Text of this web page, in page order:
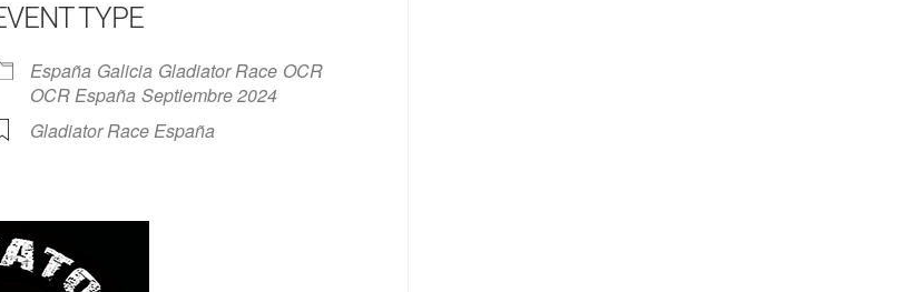
TYPE
España Galicia Gladiator Race OCR
OCR España Septiembre 2024
Gladiator Race España